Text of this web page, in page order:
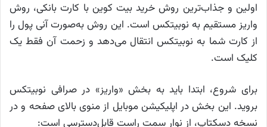
اولین و جذاب‌ترین روش خرید بیت کوین با کارت بانکی، روش
واریز مستقیم به نوبیتکس است. این روش به‌صورت آنی پول را
از کارت شما به نوبیتکس انتقال می‌دهد و زحمت آن فقط یک
کلیک است.
برای شروع، ابتدا باید به بخش «واریز» در صرافی نوبیتکس
بروید. این بخش در اپلیکیشن موبایل از منوی بالای صفحه و در
نسخه دسکتاپ، از نوار سمت راست قابل‌دسترسی است: